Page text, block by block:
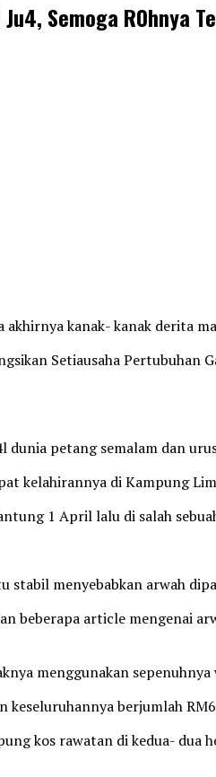
Semoga R0hnya
kanak- kanak derita
Setiausaha Pertubuhan
petang semalam dan
kelahirannya di Kampung
1 April lalu di salah
stabil menyebabkan arwah
beberapa article mengenai
menggunakan
keseluruhannya berjumlah
kos rawatan di kedua-